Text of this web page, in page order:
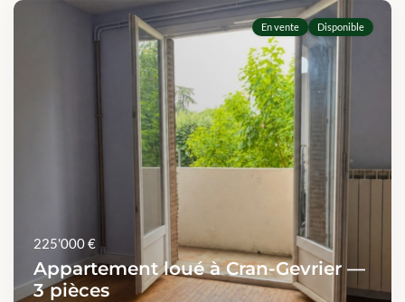
En vente Disponible
225'000 €
Appartement loué à Cran-Gevrier —
3 pièces